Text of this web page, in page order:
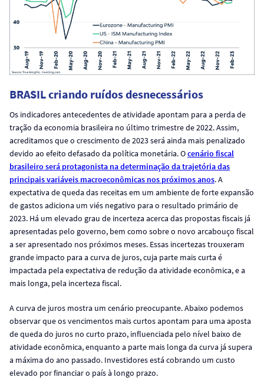
BRASIL criando ruídos desnecessários
Os indicadores antecedentes de atividade apontam para a perda de
tração da economia brasileira no último trimestre de 2022. Assim,
acreditamos que o crescimento de 2023 será ainda mais penalizado
devido ao efeito defasado da política monetária. Ocenário fiscal
brasileiro será protagonista na determinação da trajetória das
principais variáveis macroeconômicas nos próximos anos. A
expectativa de queda das receitas em um ambiente de forte expansão
de gastos adiciona um viés negativo para o resultado primário de
2023. Há um elevado grau de incerteza acerca das propostas fiscais já
apresentadas pelo governo, bem como sobre o novo arcabouço fiscal
a ser apresentado nos próximos meses. Essas incertezas trouxeram
grande impacto para a curva de juros, cuja parte mais curta é
impactada pela expectativa de redução da atividade econômica, e a
mais longa, pela incerteza fiscal.
A curva de juros mostra um cenário preocupante. Abaixo podemos
observar que os vencimentos mais curtos apontam para uma aposta
de queda do juros no curto prazo, influenciada pelo nível baixo de
atividade econômica, enquanto a parte mais longa da curva já supera
a máxima do ano passado. Investidores está cobrando um custo
elevado por financiar o país à longo prazo.